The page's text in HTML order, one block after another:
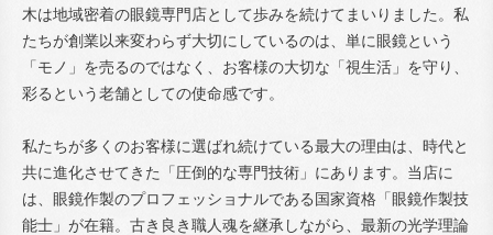
木は地域密着の眼鏡専門店として歩みを続けてまいりました。私
たちが創業以来変わらず大切にしているのは、単に眼鏡という
「モノ」を売るのではなく、お客様の大切な「視生活」を守り、
彩るという老舗としての使命感です。
私たちが多くのお客様に選ばれ続けている最大の理由は、時代と
共に進化させてきた「圧倒的な専門技術」にあります。当店に
は、眼鏡作製のプロフェッショナルである国家資格「眼鏡作製技
能士」が在籍。古き良き職人魂を継承しながら、最新の光学理論